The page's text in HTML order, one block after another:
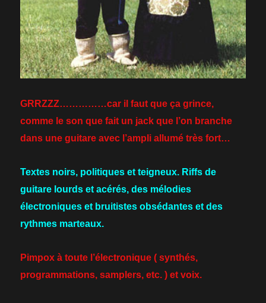
GRRZZZ……………car il faut que ça grince,
comme le son que fait un jack que l’on branche
dans une guitare avec l’ampli allumé très fort…
Textes noirs, politiques et teigneux. Riffs de
guitare lourds et acérés, des mélodies
électroniques et bruitistes obsédantes et des
rythmes marteaux.
Pimpox à toute l’électronique ( synthés,
programmations, samplers, etc. ) et voix.